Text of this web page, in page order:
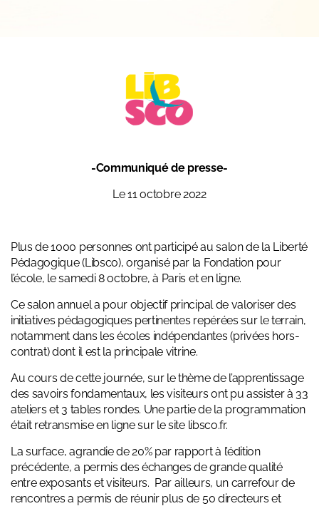
-Communiqué de presse-
Le 11 octobre 2022
Plus de 1000 personnes ont participé au salon de la Liberté
Pédagogique (Libsco), organisé par la Fondation pour
l’école, le samedi 8 octobre, à Paris et en ligne.
Ce salon annuel a pour objectif principal de valoriser des
initiatives pédagogiques pertinentes repérées sur le terrain,
notamment dans les écoles indépendantes (privées hors-
contrat) dont il est la principale vitrine.
Au cours de cette journée, sur le thème de l’apprentissage
des savoirs fondamentaux, les visiteurs ont pu assister à 33
ateliers et 3 tables rondes. Une partie de la programmation
était retransmise en ligne sur le site libsco.fr.
La surface, agrandie de 20% par rapport à l’édition
précédente, a permis des échanges de grande qualité
entre exposants et visiteurs. Par ailleurs, un carrefour de
rencontres a permis de réunir plus de 50 directeurs et